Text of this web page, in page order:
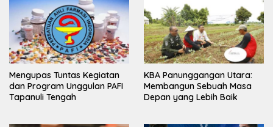
Mengupas Tuntas Kegiatan
dan Program Unggulan PAFI
Tapanuli Tengah
KBA Panunggangan Utara:
Membangun Sebuah Masa
Depan yang Lebih Baik